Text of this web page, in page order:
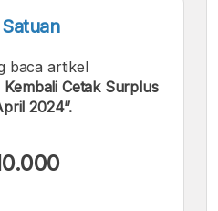
baca artikel
Cetak Surplus
2024”.
berikut: